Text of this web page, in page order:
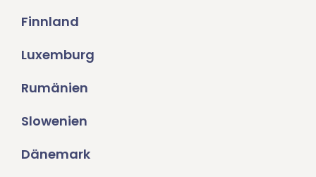
Finnland
Luxemburg
Rumänien
Slowenien
Dänemark